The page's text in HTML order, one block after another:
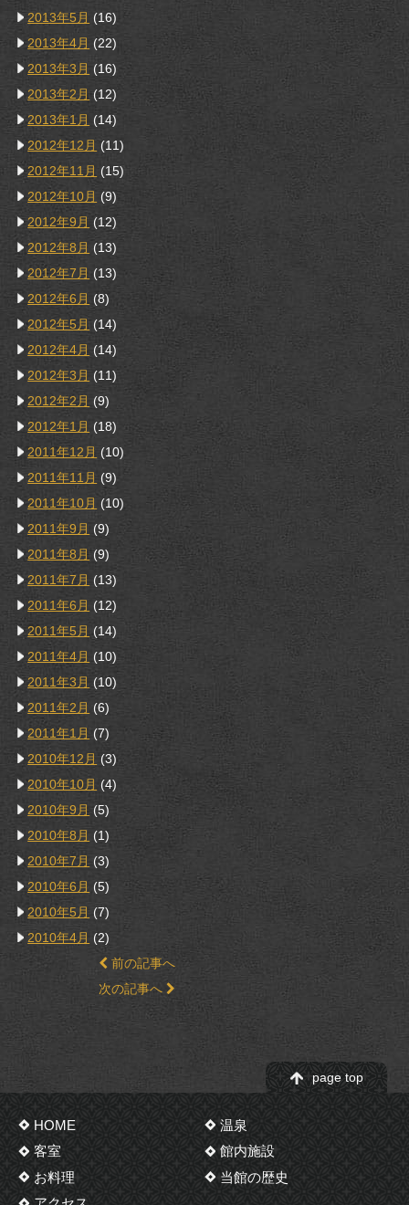
2013年5月 (16)
2013年4月 (22)
2013年3月 (16)
2013年2月 (12)
2013年1月 (14)
2012年12月 (11)
2012年11月 (15)
2012年10月 (9)
2012年9月 (12)
2012年8月 (13)
2012年7月 (13)
2012年6月 (8)
2012年5月 (14)
2012年4月 (14)
2012年3月 (11)
2012年2月 (9)
2012年1月 (18)
2011年12月 (10)
2011年11月 (9)
2011年10月 (10)
2011年9月 (9)
2011年8月 (9)
2011年7月 (13)
2011年6月 (12)
2011年5月 (14)
2011年4月 (10)
2011年3月 (10)
2011年2月 (6)
2011年1月 (7)
2010年12月 (3)
2010年10月 (4)
2010年9月 (5)
2010年8月 (1)
2010年7月 (3)
2010年6月 (5)
2010年5月 (7)
2010年4月 (2)
前の記事へ
次の記事へ
page top
HOME
温泉
客室
館内施設
お料理
当館の歴史